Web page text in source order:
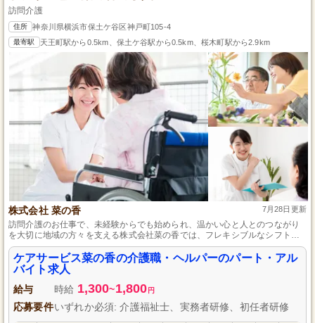
訪問介護
住所 神奈川県横浜市保土ケ谷区神戸町105-4
最寄駅 天王町駅から0.5km、保土ケ谷駅から0.5km、桜木町駅から2.9km
株式会社 菜の香 7月28日更新
訪問介護のお仕事で、未経験からでも始められ、温かい心と人とのつながり
を大切に地域の方々を支える株式会社菜の香では、フレキシブルなシフト制
や充実した研修・先輩スタッフによるサポートで、やりがいを感じながら成
長しながら働けます。利用者様の笑顔を引き出すお仕事で、地域の方々との
つながりも深められます。
ケアサービス菜の香の介護職・ヘルパーのパート・アル
バイト求人
給与 時給 1,300~1,800 円
応募要件いずれか必須: 介護福祉士、実務者研修、初任者研修